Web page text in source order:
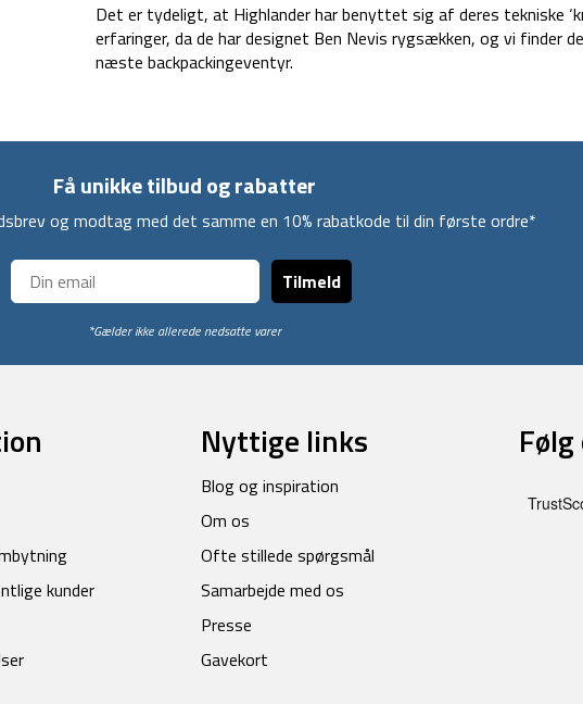
Det er tydeligt, at Highlander har benyttet sig af deres tekniske
erfaringer, da de har designet Ben Nevis rygsækken, og vi finder
næste backpackingeventyr.
Få unikke tilbud og rabatter
og modtag med det samme en 10% rabatkode til din første ordre*
Tilmeld
*Gælder ikke allerede nedsatte varer
kunder
Nyttige links
Blog og inspiration
Om os
Ofte stillede spørgsmål
Samarbejde med os
Presse
Gavekort
Følg